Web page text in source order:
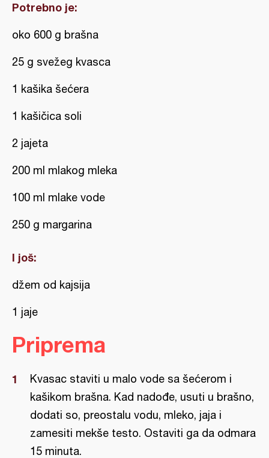
Potrebno je:
oko 600 g brašna
25 g svežeg kvasca
1 kašika šećera
1 kašičica soli
2 jajeta
200 ml mlakog mleka
100 ml mlake vode
250 g margarina
I još:
džem od kajsija
1 jaje
Priprema
Kvasac staviti u malo vode sa šećerom i
kašikom brašna. Kad nadođe, usuti u brašno,
dodati so, preostalu vodu, mleko, jaja i
zamesiti mekše testo. Ostaviti ga da odmara
15 minuta.